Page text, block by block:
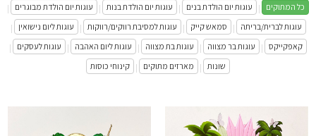
כל המתוקים | עוגות יום הולדת בנים | עוגות יום הולדת בנות | עוגות יום הולדת מבוגרים
|
עוגות לברית/בריתה
| סמאש קייק | עוגות למסיבת רווקים/רווקות | עוגות ליום נישואין
|
קאפקייקס | עוגות בר מצווה | עוגות בת מצווה | עוגות ליום האהבה | עוגות לעסקים
|
שונות
| מארזים מתוקים | קינוחי כוסות